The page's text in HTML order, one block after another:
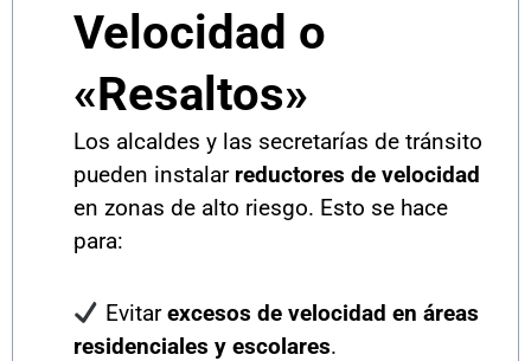
Velocidad o
«Resaltos»
Los alcaldes y las secretarías de tránsito
pueden instalar reductores de velocidad
en zonas de alto riesgo. Esto se hace
para:
Evitarexcesos de velocidad en áreas
residenciales y escolares.